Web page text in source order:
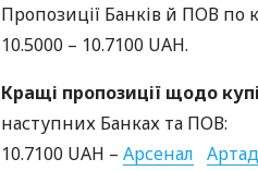
Пропозиції Банків й ПОВ по
10.5000 – 10.7100 UAH.
Кращі пропозиції щодо
наступних Банках та ПОВ:
10.7100 UAH – Арсенал